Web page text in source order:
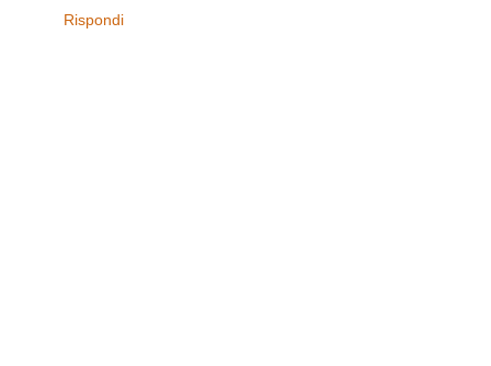
Rispondi